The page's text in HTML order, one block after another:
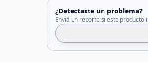
¿Detectaste un problema?
Enviá un reporte si este